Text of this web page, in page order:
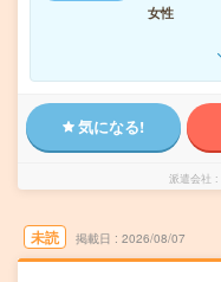
女性
気になる!
派遣会社
未読 掲載日 2026/08/07